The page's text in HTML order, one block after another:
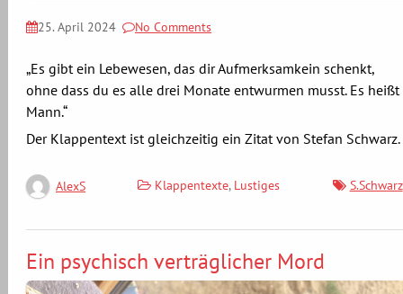
25. April 2024 No Comments
„Es gibt ein Lebewesen, das dir Aufmerksamkein schenkt,
ohne dass du es alle drei Monate entwurmen musst. Es heißt
Mann.“
Der Klappentext ist gleichzeitig ein Zitat von Stefan Schwarz.
AlexS Klappentexte, Lustiges S.Schwarz
Ein psychisch verträglicher Mord